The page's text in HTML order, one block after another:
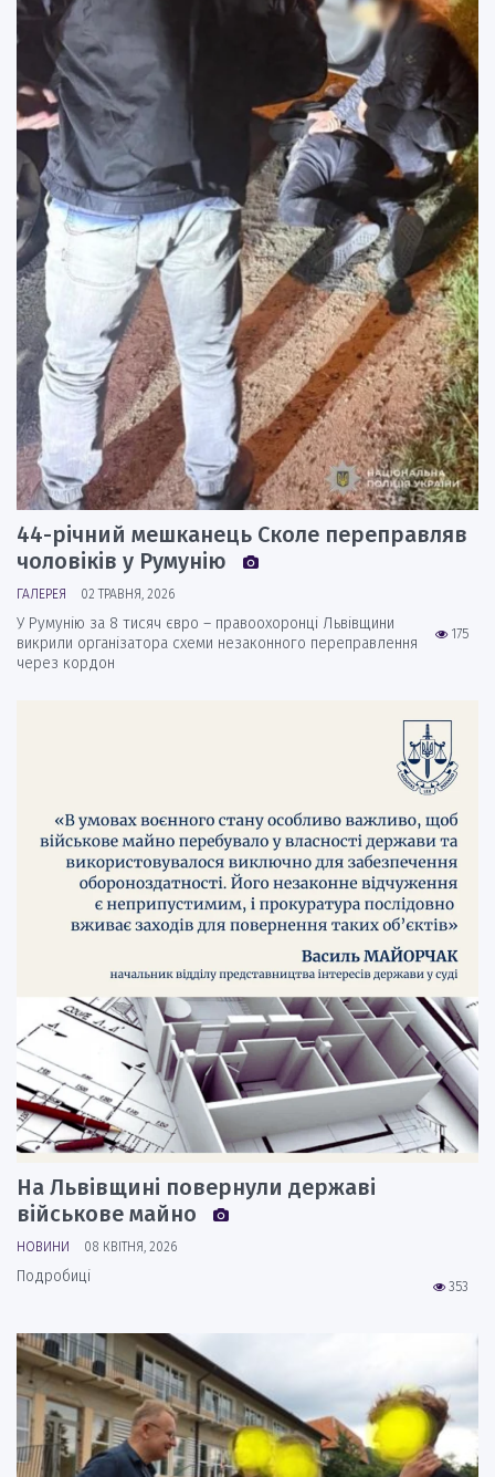
44-річний мешканець Сколе переправляв
чоловіків у Румунію
ГАЛЕРЕЯ 02 ТРАВНЯ, 2026
175
У Румунію за 8 тисяч євро – правоохоронці Львівщини
викрили організатора схеми незаконного переправлення
через кордон
На Львівщині повернули державі
військове майно
НОВИНИ 08 КВІТНЯ, 2026
353
Подробиці